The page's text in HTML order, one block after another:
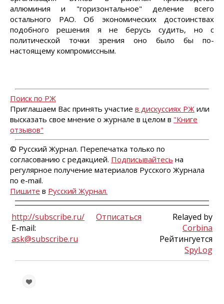
аллюминия и "горизонтальное" деление всего
остального РАО. Об экономических достоинствах
подобного решения я не берусь судить, но с
политической точки зрения оно было бы по-
настоящему компромиссным.
Поиск по РЖ
Приглашаем Вас принять участие в дискуссиях РЖ или
высказать свое мнение о журнале в целом в "Книге
отзывов"
© Русский Журнал. Перепечатка только по
согласованию с редакцией. Подписывайтесь на
регулярное получение материалов Русского Журнала
по e-mail.
Пишите в Русский Журнал.
http://subscribe.ru/
E-mail:
ask@subscribe.ru
Отписаться
Relayed by
Corbina
Рейтингуется
SpyLog